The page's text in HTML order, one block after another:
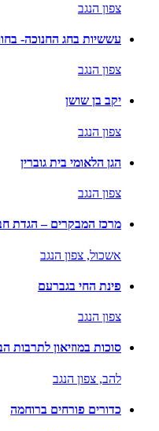
צפון הנגב
עששיות בחג החנוכה-
צפון הנגב
יקב בן שושן
צפון הנגב
הגן הלאומי בית גוברין
צפון הנגב
מרכז המבקרים – הגדת
אשכול, צפון הנגב
פינת החי בגברעם
צפון הנגב
סוכות במוזיאון לתרבות
להב, צפון הנגב
כדורים פורחים ברוחמה